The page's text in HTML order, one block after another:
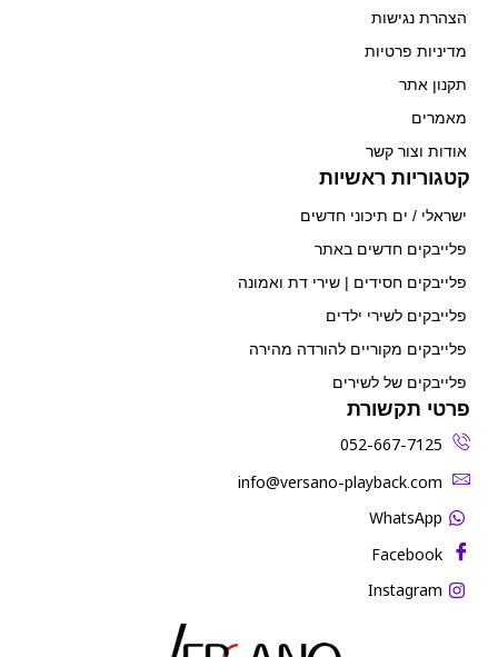
הצהרת נגישות
מדיניות פרטיות
תקנון אתר
מאמרים
אודות וצור קשר
קטגוריות ראשיות
ישראלי / ים תיכוני חדשים
פלייבקים חדשים באתר
פלייבקים חסידים | שירי דת ואמונה
פלייבקים לשירי ילדים
פלייבקים מקוריים להורדה מהירה
פלייבקים של לשירים
פרטי תקשורת
052-667-7125
‫info@versano-playback.com‬
WhatsApp
Facebook
Instagram